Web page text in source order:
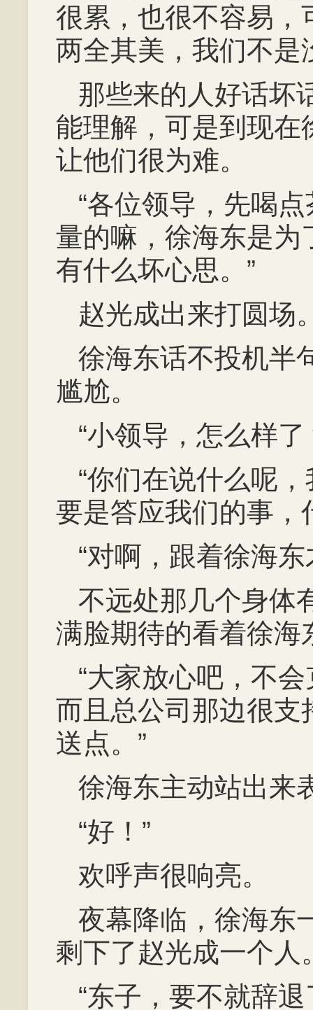
很累，也很不容易，
两全其美，我们不是
那些来的人好话坏
能理解，可是到现在
让他们很为难。
“各位领导，先喝
量的嘛，徐海东是为
有什么坏心思。”
赵光成出来打圆场
徐海东话不投机半
尴尬。
“小领导，怎么样
“你们在说什么呢
要是答应我们的事，
“对啊，跟着徐海
不远处那几个身体
满脸期待的看着徐海
“大家放心吧，不
而且总公司那边很支
送点。”
徐海东主动站出来
“好！”
欢呼声很响亮。
夜幕降临，徐海东
剩下了赵光成一个人
“东子，要不就辞